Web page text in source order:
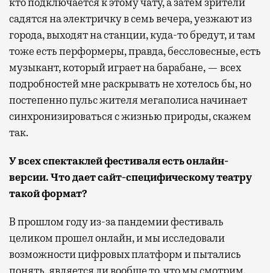
садятся на электричку в семь вечера, уезжают из
города, выходят на станции, куда-то бредут, и там
тоже есть перформеры, правда, бессловесные, есть
музыкант, который играет на барабане, — всех
подробностей мне раскрывать не хотелось бы, но
постепенно пульс жителя мегаполиса начинает
синхронизироваться с жизнью природы, скажем
так.
У всех спектаклей фестиваля есть онлайн-
версии. Что дает сайт-специфическому театру
такой формат?
В прошлом году из-за пандемии фестиваль
целиком прошел онлайн, и мы исследовали
возможности цифровых платформ и пытались